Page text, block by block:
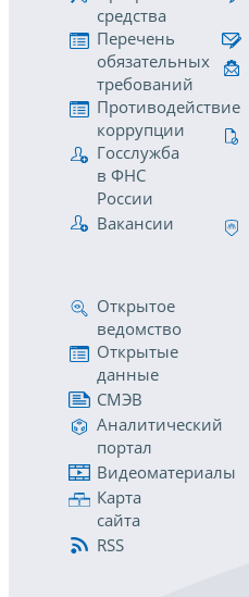
средства
Перечень
обязательных
требований
Противодействие
коррупции
Госслужба
в ФНС
России
Вакансии
Открытое
ведомство
Открытые
данные
СМЭВ
Аналитический
портал
Видеоматериалы
Карта
сайта
RSS